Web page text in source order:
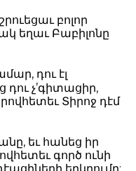
բոլոր
եղաւ Բաբիլոնը
դու էլ
դու չ’գիտացիր,
Տիրոջ դէմ
եւ հանեց իր
գործ ունի